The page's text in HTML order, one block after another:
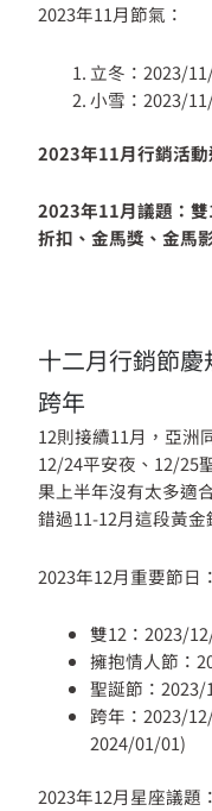
2023年11月節氣：
立冬：2023/
小雪：2023/
2023年11月行銷活
2023年11月議題：
折扣、金馬獎、金馬
十二月行銷節慶
跨年
12則接續11月，亞洲
12/24平安夜、12/25
果上半年沒有太多適
錯過11-12月這段黃金
2023年12月重要節日：
雙12：2023/
擁抱情人節：
聖誕節：2023/
跨年：2023/
2024/01/01)
2023年12月星座議題：